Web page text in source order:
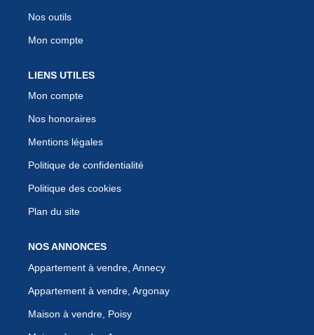
Nos outils
Mon compte
LIENS UTILES
Mon compte
Nos honoraires
Mentions légales
Politique de confidentialité
Politique des cookies
Plan du site
NOS ANNONCES
Appartement à vendre, Annecy
Appartement à vendre, Argonay
Maison à vendre, Poisy